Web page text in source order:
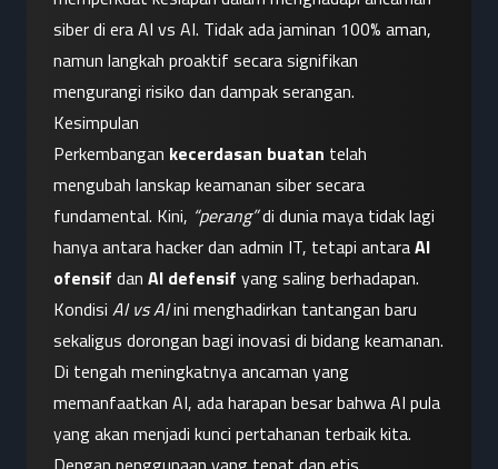
siber di era AI vs AI. Tidak ada jaminan 100% aman,
namun langkah proaktif secara signifikan
mengurangi risiko dan dampak serangan.
Kesimpulan
Perkembangan kecerdasan buatan telah
mengubah lanskap keamanan siber secara
fundamental. Kini, “perang” di dunia maya tidak lagi
hanya antara hacker dan admin IT, tetapi antara AI
ofensif dan AI defensif yang saling berhadapan.
Kondisi AI vs AI ini menghadirkan tantangan baru
sekaligus dorongan bagi inovasi di bidang keamanan.
Di tengah meningkatnya ancaman yang
memanfaatkan AI, ada harapan besar bahwa AI pula
yang akan menjadi kunci pertahanan terbaik kita.